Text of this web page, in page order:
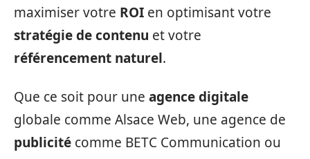
maximiser votre ROI en optimisant votre
stratégie de contenu et votre
référencement naturel.
Que ce soit pour une agence digitale
globale comme Alsace Web, une agence de
publicité comme BETC Communication ou